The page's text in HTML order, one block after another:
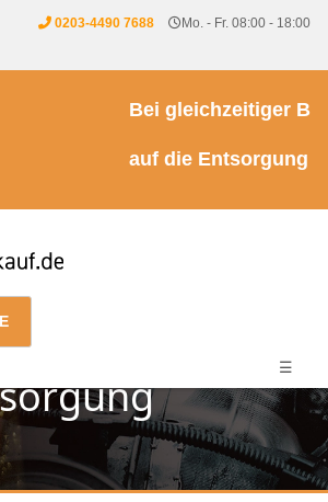
0203-4490 7688 Mo. - Fr. 08:00 - 18:00
Bei gleichzeitiger
auf die Entsorgung
☰